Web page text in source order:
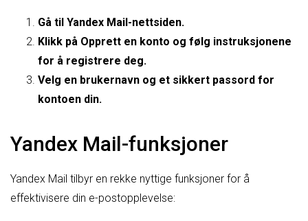
Gå til Yandex Mail-nettsiden.
Klikk på Opprett en konto og følg instruksjonene
for å registrere deg.
Velg en brukernavn og et sikkert passord for
kontoen din.
Yandex Mail-funksjoner
Yandex Mail tilbyr en rekke nyttige funksjoner for å
effektivisere din e-postopplevelse: